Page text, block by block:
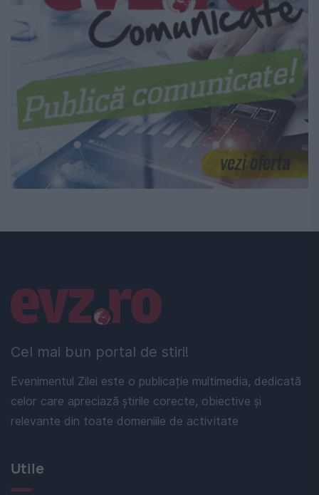
Cel mai bun portal de stiri!
Evenimentul Zilei este o publicație multimedia, dedicată
celor care apreciază știrile corecte, obiective și
relevante din toate domeniile de activitate
Linkuri utile
Utile